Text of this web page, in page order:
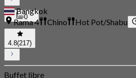
0
Bangkok
Rama 4
Chino Hot Pot/Shabu
4.8(217)
Buffet libre